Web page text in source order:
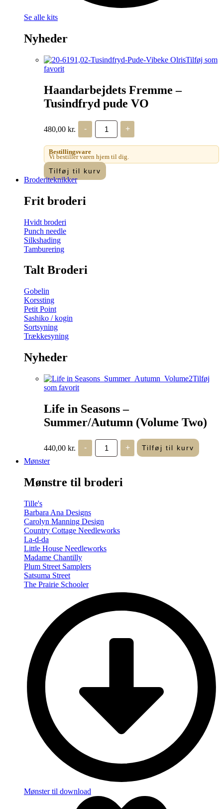
Se alle kits
Nyheder
Tilføj som
favorit
Haandarbejdets Fremme –
Tusindfryd pude VO
480,00 kr. -
Haandarbejdets
Fremme
-
Tusindfryd
pude
VO
antal
+
Bestillingsvare
Vi bestiller varen hjem til dig.
Tilføj til kurv
Broderiteknikker
Frit broderi
Hvidt broderi
Punch needle
Silkshading
Tamburering
Talt Broderi
Gobelin
Korssting
Petit Point
Sashiko / kogin
Sortsyning
Trækkesyning
Nyheder
Tilføj
som favorit
Life in Seasons –
Summer/Autumn (Volume Two)
440,00 kr. -
Life
Seasons
(Volume
+ Tilføj til kurv
Mønster
Mønstre til broderi
Tille's
Barbara Ana Designs
Carolyn Manning Design
Country Cottage Needleworks
La-d-da
Little House Needleworks
Madame Chantilly
Plum Street Samplers
Satsuma Street
The Prairie Schooler
Mønster til download